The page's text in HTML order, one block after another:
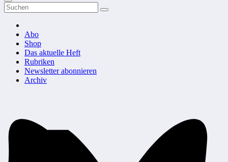
Abo
Shop
Das aktuelle Heft
Rubriken
Newsletter abonnieren
Archiv